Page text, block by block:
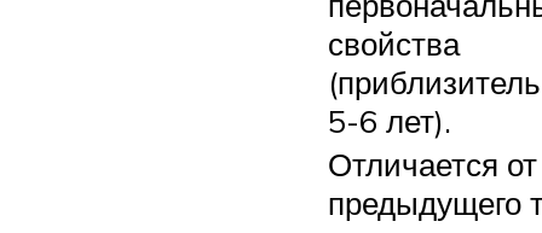
свойства
5-6 лет).
Отличается от
предыдущего